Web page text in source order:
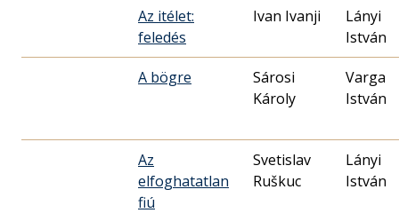
Az itélet:
feledés
Ivan Ivanji
Lányi
István
A bögre
Sárosi
Károly
Varga
István
Az
elfoghatatlan
fiú
Svetislav
Ruškuc
Lányi
István